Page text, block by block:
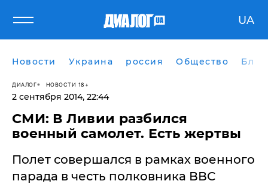
UA
Новости Украина россия Общество
ДИАЛОГ НОВОСТИ 18+
2 сентября 2014, 22:44
СМИ: В Ливии разбился
военный самолет. Есть жертвы
Полет совершался в рамках военного
парада в честь полковника ВВС